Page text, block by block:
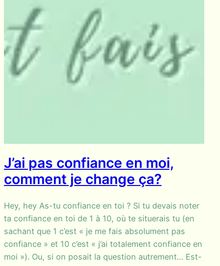
J’ai pas confiance en moi,
comment je change ça?
Hey, hey As-tu confiance en toi ? Si tu devais noter
ta confiance en toi de 1 à 10, où te situerais tu (en
sachant que 1 c’est « je me fais absolument pas
confiance » et 10 c’est « j’ai totalement confiance en
moi »). Ou, si on posait la question autrement… Est-